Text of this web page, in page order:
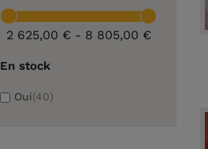
2 625,00 € - 8 805,00 €
En stock
Oui(40)